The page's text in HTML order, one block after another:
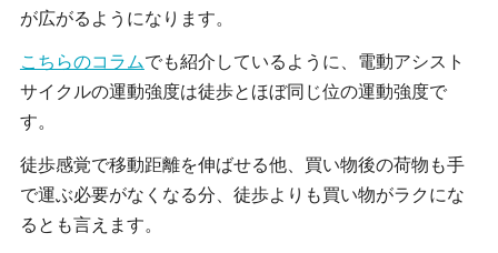
が広がるようになります。
こちらのコラムでも紹介しているように、電動アシスト
サイクルの運動強度は徒歩とほぼ同じ位の運動強度で
す。
徒歩感覚で移動距離を伸ばせる他、買い物後の荷物も手
で運ぶ必要がなくなる分、徒歩よりも買い物がラクにな
るとも言えます。